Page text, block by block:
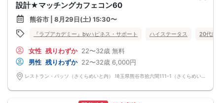
設計★マッチングカフェコン60
熊谷市 | 8月29日(土) 15:30〜
『ラブアカデミー』byハピネス・サポート ハイステータス 20代向
女性 残りわずか 22〜32歳 無料
男性 残りわずか 22〜32歳 6,000円